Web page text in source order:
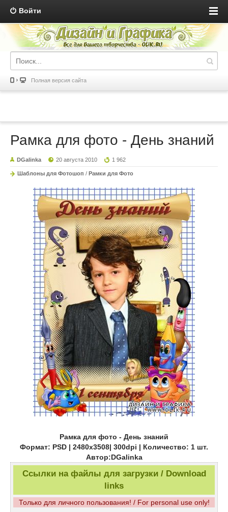
Войти
Полная версия сайта
Рамка для фото - День знаний
DGalinka 20 августа 2010 1 962
Шаблоны для Фотошоп / Рамки для Фото
Рамка для фото - День знаний
Формат: PSD | 2480х3508| 300dpi | Количество: 1 шт.
Автор:DGalinka
Ссылки на файлы для загрузки / Download
links
Только для личного пользования! / For personal use only!